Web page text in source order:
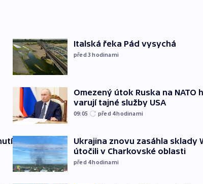
Italská řeka Pád vysychá
před 3hodinami
Omezený útok Ruska na NATO
varují tajné služby USA
09:05 před 4hodinami
Ukrajina znovu zasáhla sklady
útočili v Charkovské oblasti
před 4hodinami